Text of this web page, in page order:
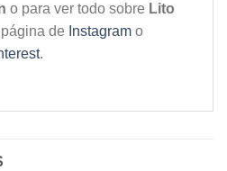
o para ver todo sobre Lito
de Instagram o
.